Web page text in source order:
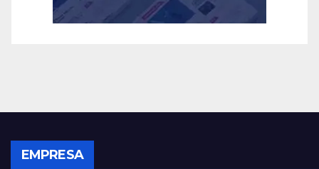
EMPRESA